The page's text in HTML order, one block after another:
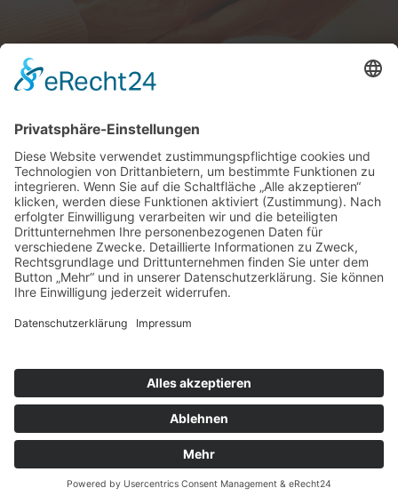
Fehlermeldung:Undefined variable $selektion
Zeile:316
Datei:webedit.inc.php
Fehlermeldung:PDO::prepare(): Passing null to parameter #1
($query) of type string is deprecated
Datei:webedit.inc.php
empty
Zeile:316